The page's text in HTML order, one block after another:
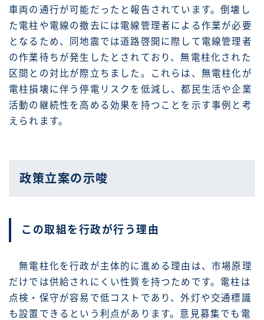
車両の通行が可能だったと報告されています。倒壊し
た電柱や電線の撤去には電線管理者による作業が必要
となるため、同地震では道路啓開に際して電線管理者
の作業待ちが発生したとされており、無電柱化された
区間との対比が際立ちました。これらは、無電柱化が
電柱損壊に伴う停電リスクを低減し、都民生活や企業
活動の継続性を高める効果を持つことを示す事例と考
えられます。
政策立案の示唆
この取組を行政が行う理由
無電柱化を行政が主体的に進める理由は、市場原理
だけでは供給されにくい性質を持つためです。電柱は
点検・保守が容易で低コストであり、外灯や交通標識
も設置できるという利点があります。意見募集でも電